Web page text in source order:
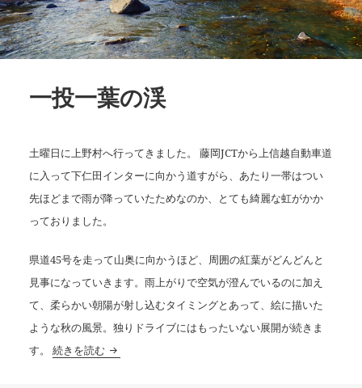
一投一葉の渓
土曜日に上野村へ行ってきました。 藤岡JCTから上信越自動車道
に入って下仁田インターに向かう道すがら、あたり一帯はつい
先ほどまで雨が降っていたためなのか、とても綺麗な虹がかか
っておりました。
県道45号を走って山奥に向かうほど、周囲の紅葉がどんどんと
見事になっていきます。雨上がりで空気が澄んでいるのに加え
て、柔らかい朝陽が射し込むタイミングとあって、絵に描いた
ような秋の風景。独りドライブにはもったいない展開が続きま
す。 続きを読む 一投一葉の渓